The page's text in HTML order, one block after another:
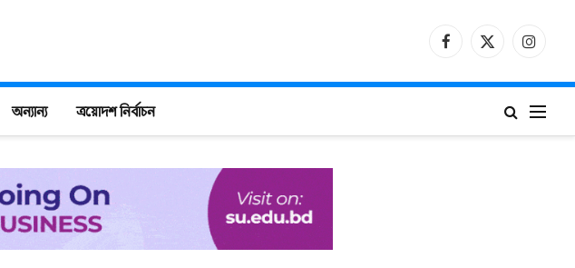
Facebook
X
অন্যান্য ত্রয়োদশ নির্বাচন